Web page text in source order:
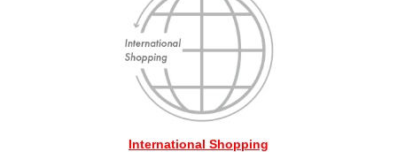
International Shopping